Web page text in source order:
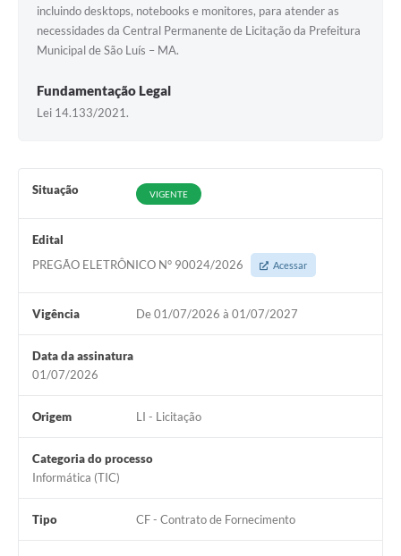
incluindo desktops, notebooks e monitores, para atender as
necessidades da Central Permanente de Licitação da Prefeitura
Municipal de São Luís – MA.
Fundamentação Legal
Lei 14.133/2021.
Situação VIGENTE
Edital
PREGÃO ELETRÔNICO N° 90024/2026
Acessar
Vigência De 01/07/2026 à 01/07/2027
Data da assinatura
01/07/2026
Origem LI - Licitação
Categoria do processo
Informática (TIC)
Tipo CF - Contrato de Fornecimento